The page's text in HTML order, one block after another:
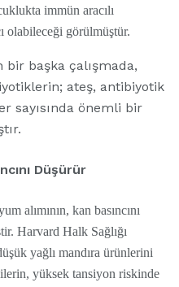
immün aracılı
olabileceği görülmüştür.
bir başka çalışmada,
ateş, antibiyotik
sayısında önemli bir
Düşürür
alımının, kan basıncını
Harvard Halk Sağlığı
yağlı mandıra ürünlerini
yüksek tansiyon riskinde